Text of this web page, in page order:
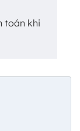
toán khi